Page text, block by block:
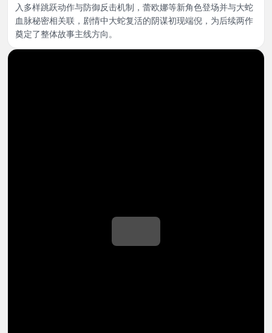
入多样跳跃动作与防御反击机制，蕾欧娜等新角色登场并与大蛇
血脉秘密相关联，剧情中大蛇复活的阴谋初现端倪，为后续两作
奠定了整体故事主线方向。